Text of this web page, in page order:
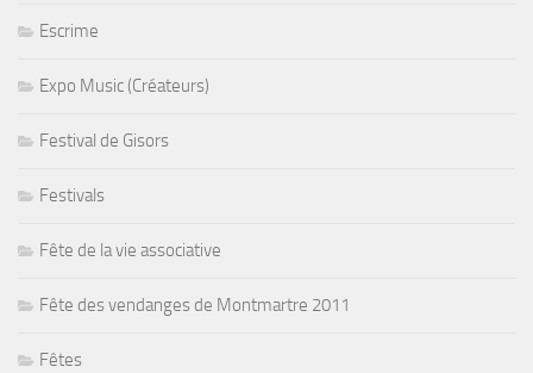
Escrime
Expo Music (Créateurs)
Festival de Gisors
Festivals
Fête de la vie associative
Fête des vendanges de Montmartre 2011
Fêtes